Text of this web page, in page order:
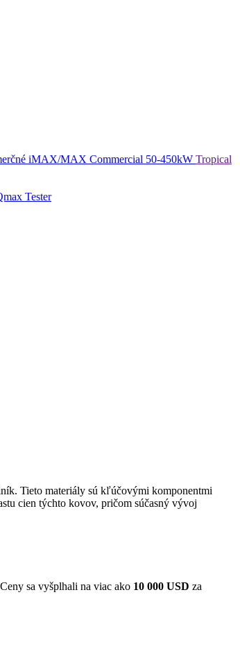
iMAX/MAX Commercial 50-450kW Tropical
Tester
Tieto materiály sú kľúčovými komponentmi
cien týchto kovov, pričom súčasný vývoj
sa vyšplhali na viac ako 10 000 USD za